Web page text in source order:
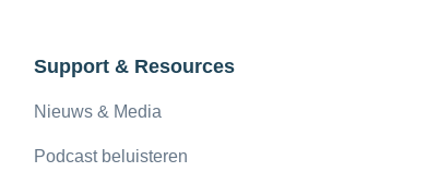
Support & Resources
Nieuws & Media
Podcast beluisteren